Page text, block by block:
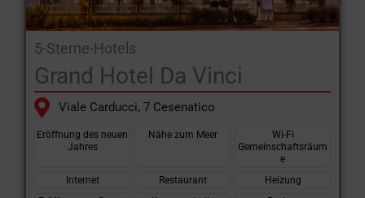
5-Sterne-Hotels
Grand Hotel Da Vinci
Viale Carducci, 7 Cesenatico
Eröffnung des neuen
Jahres
Nähe zum Meer
Wi-Fi
Gemeinschaftsräum
e
Internet
Restaurant
Heizung